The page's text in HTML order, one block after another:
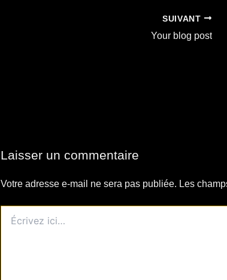
SUIVANT
Your blog post
Laisser un commentaire
Votre adresse e-mail ne sera pas publiée. Les
ici…